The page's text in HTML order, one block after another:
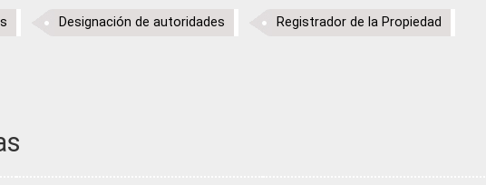
Designación de autoridades Registrador de la Propiedad